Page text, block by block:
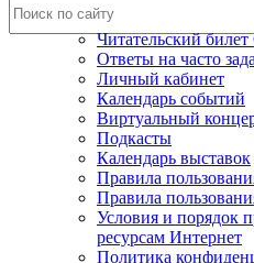
Читательский
Ответы на часто
Личный кабинет
Календарь событий
Виртуальный
Подкасты
Календарь выставок
Правила
Правила
Условия и порядок
ресурсам Интернет
Политика